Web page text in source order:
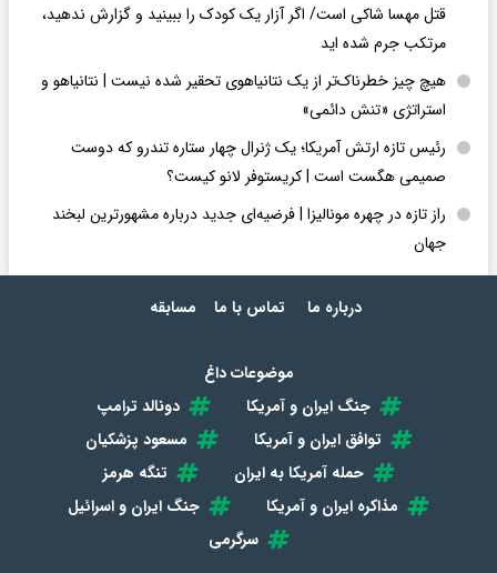
قتل مهسا شاکی است/ اگر آزار یک کودک را ببینید و گزارش ندهید،
مرتکب جرم شده اید
هیچ چیز خطرناک‌تر از یک نتانیاهوی تحقیر شده نیست | نتانیاهو و
استراتژی «تنش دائمی»
رئیس تازه ارتش آمریکا؛ یک ژنرال چهار ستاره تندرو که دوست
صمیمی هگست است | کریستوفر لانو کیست؟
راز تازه در چهره مونالیزا | فرضیه‌ای جدید درباره مشهورترین لبخند
جهان
درباره ما تماس با ما مسابقه
موضوعات داغ
جنگ ایران و آمریکا
دونالد ترامپ
توافق ایران و آمریکا
مسعود پزشکیان
حمله آمریکا به ایران
تنگه هرمز
مذاکره ایران و آمریکا
جنگ ایران و اسرائیل
سرگرمی